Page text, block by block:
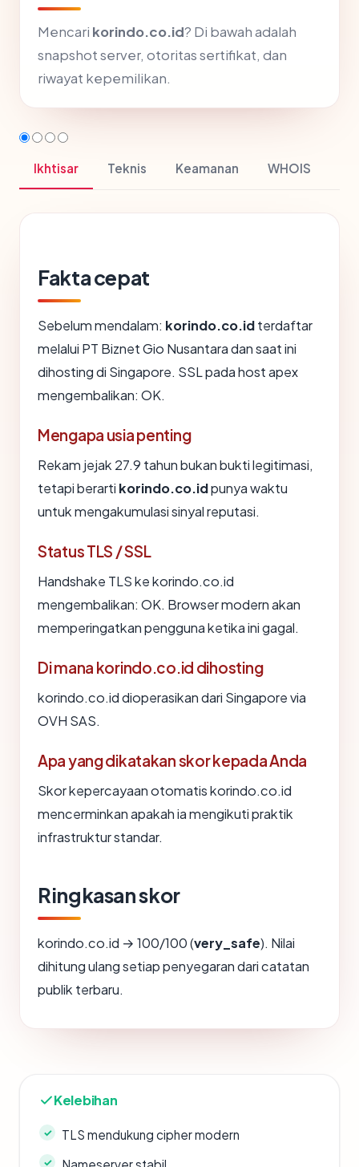
Mencari korindo.co.id? Di bawah adalah
snapshot server, otoritas sertifikat, dan
riwayat kepemilikan.
Ikhtisar Teknis Keamanan WHOIS
Fakta cepat
Sebelum mendalam: korindo.co.idterdaftar
melalui PT Biznet Gio Nusantara dan saat ini
dihosting di Singapore. SSL pada host apex
mengembalikan: OK.
Mengapa usia penting
Rekam jejak 27.9 tahun bukan bukti legitimasi,
tetapi berarti korindo.co.idpunya waktu
untuk mengakumulasi sinyal reputasi.
Status TLS / SSL
Handshake TLS ke korindo.co.id
mengembalikan: OK. Browser modern akan
memperingatkan pengguna ketika ini gagal.
Di mana korindo.co.id dihosting
korindo.co.id dioperasikan dari Singapore via
OVH SAS.
Apa yang dikatakan skor kepada Anda
Skor kepercayaan otomatis korindo.co.id
mencerminkan apakah ia mengikuti praktik
infrastruktur standar.
Ringkasan skor
korindo.co.id → 100/100 (very_safe). Nilai
dihitung ulang setiap penyegaran dari catatan
publik terbaru.
Kelebihan
TLS mendukung cipher modern